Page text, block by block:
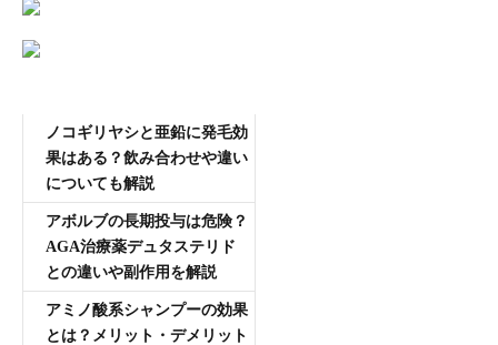
ノコギリヤシと亜鉛に発毛効
果はある？飲み合わせや違い
についても解説
アボルブの長期投与は危険？
AGA治療薬デュタステリド
との違いや副作用を解説
アミノ酸系シャンプーの効果
とは？メリット・デメリット